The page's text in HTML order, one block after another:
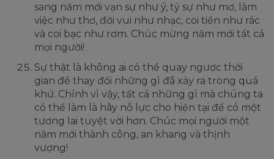
sang năm mới vạn sự như ý, tỷ sự như mơ, làm
việc như thơ, đời vui như nhạc, coi tiền như rác
và coi bạc như rơm. Chúc mừng năm mới tất cả
mọi người!
Sự thật là không ai có thể quay ngược thời
gian để thay đổi những gì đã xảy ra trong quá
khứ. Chính vì vậy, tất cả những gì mà chúng ta
có thể làm là hãy nỗ lực cho hiện tại để có một
tương lai tuyệt vời hơn. Chúc mọi người một
năm mới thành công, an khang và thịnh
vượng!